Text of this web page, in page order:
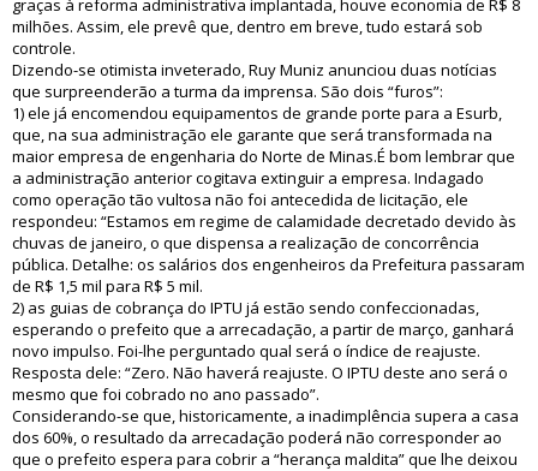
graças à reforma administrativa implantada, houve economia de R$ 8
milhões. Assim, ele prevê que, dentro em breve, tudo estará sob
controle.
Dizendo-se otimista inveterado, Ruy Muniz anunciou duas notícias
que surpreenderão a turma da imprensa. São dois “furos”:
1) ele já encomendou equipamentos de grande porte para a Esurb,
que, na sua administração ele garante que será transformada na
maior empresa de engenharia do Norte de Minas.É bom lembrar que
a administração anterior cogitava extinguir a empresa. Indagado
como operação tão vultosa não foi antecedida de licitação, ele
respondeu: “Estamos em regime de calamidade decretado devido às
chuvas de janeiro, o que dispensa a realização de concorrência
pública. Detalhe: os salários dos engenheiros da Prefeitura passaram
de R$ 1,5 mil para R$ 5 mil.
2) as guias de cobrança do IPTU já estão sendo confeccionadas,
esperando o prefeito que a arrecadação, a partir de março, ganhará
novo impulso. Foi-lhe perguntado qual será o índice de reajuste.
Resposta dele: “Zero. Não haverá reajuste. O IPTU deste ano será o
mesmo que foi cobrado no ano passado”.
Considerando-se que, historicamente, a inadimplência supera a casa
dos 60%, o resultado da arrecadação poderá não corresponder ao
que o prefeito espera para cobrir a “herança maldita” que lhe deixou